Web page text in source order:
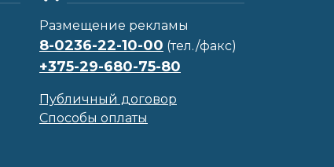
Размещение рекламы
8-0236-22-10-00 (тел./факс)
+375-29-680-75-80
Публичный договор
Способы оплаты